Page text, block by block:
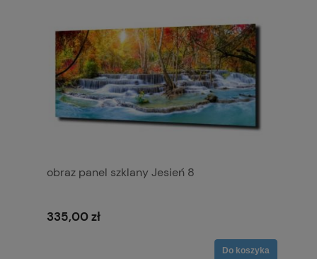
obraz panel szklany Jesień 8
335,00 zł
Do koszyka